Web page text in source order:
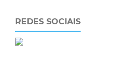
REDES SOCIAIS